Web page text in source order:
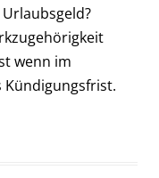
wenn im